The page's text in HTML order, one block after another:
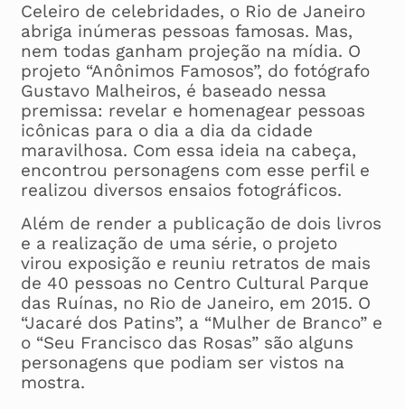
Celeiro de celebridades, o Rio de Janeiro
abriga inúmeras pessoas famosas. Mas,
nem todas ganham projeção na mídia. O
projeto “Anônimos Famosos”, do fotógrafo
Gustavo Malheiros, é baseado nessa
premissa: revelar e homenagear pessoas
icônicas para o dia a dia da cidade
maravilhosa. Com essa ideia na cabeça,
encontrou personagens com esse perfil e
realizou diversos ensaios fotográficos.
Além de render a publicação de dois livros
e a realização de uma série, o projeto
virou exposição e reuniu retratos de mais
de 40 pessoas no Centro Cultural Parque
das Ruínas, no Rio de Janeiro, em 2015. O
“Jacaré dos Patins”, a “Mulher de Branco” e
o “Seu Francisco das Rosas” são alguns
personagens que podiam ser vistos na
mostra.